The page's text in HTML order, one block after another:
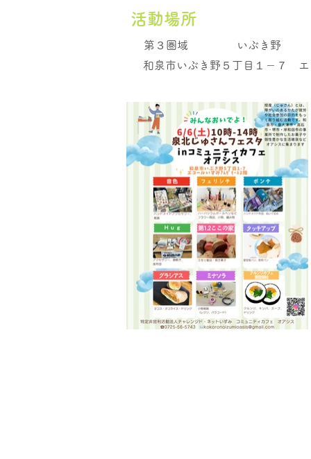
活動場所
第３圏域
いぶき野
和泉市いぶき野５丁目１－７